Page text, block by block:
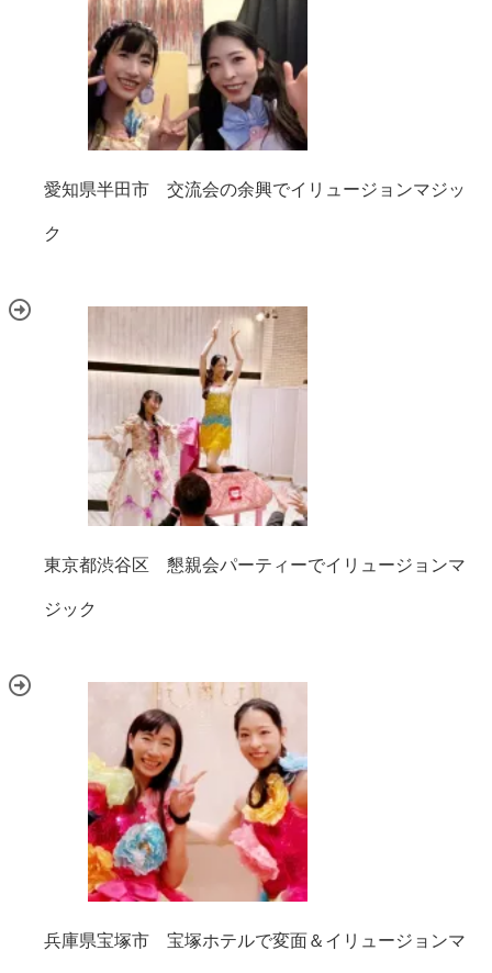
愛知県半田市 交流会の余興でイリュージョンマジッ
ク
東京都渋谷区 懇親会パーティーでイリュージョンマ
ジック
兵庫県宝塚市 宝塚ホテルで変面＆イリュージョンマ